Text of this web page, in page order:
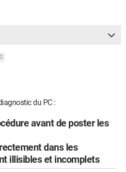
du PC :
avant de poster les
dans les
illisibles et incomplets